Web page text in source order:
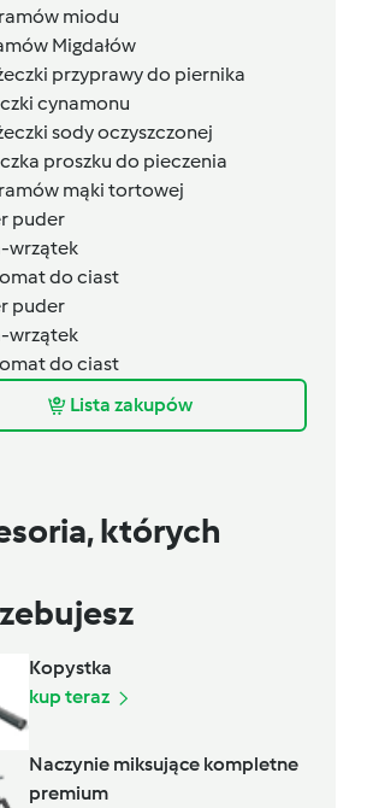
miodu
Migdałów
przyprawy do piernika
cynamonu
sody oczyszczonej
proszku do pieczenia
mąki tortowej
puder
wrzątek
do ciast
puder
wrzątek
do ciast
Lista zakupów
których
Kopystka
kup teraz
Naczynie miksujące kompletne
premium